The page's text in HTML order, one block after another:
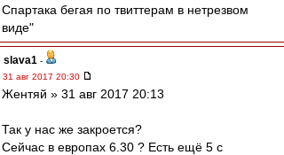
Спартака бегая по твиттерам в нетрезвом
виде"
slava1 -
31 авг 2017 20:30
Жентяй » 31 авг 2017 20:13
Так у нас же закроется?
Сейчас в европах 6.30 ? Есть ещё 5 с